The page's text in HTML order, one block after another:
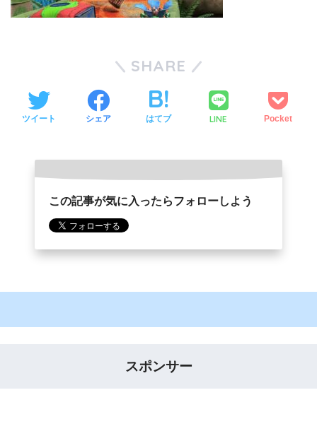
SHARE
ツイート シェア はてブ LINE Pocket
この記事が気に入ったらフォローしよう
スポンサー